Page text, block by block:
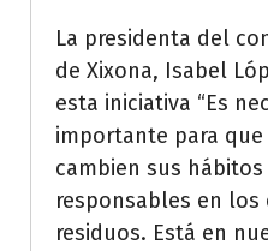
La presidenta del
de Xixona, Isabel
esta iniciativa “Es
importante para
cambien sus hábitos
responsables en
residuos. Está en